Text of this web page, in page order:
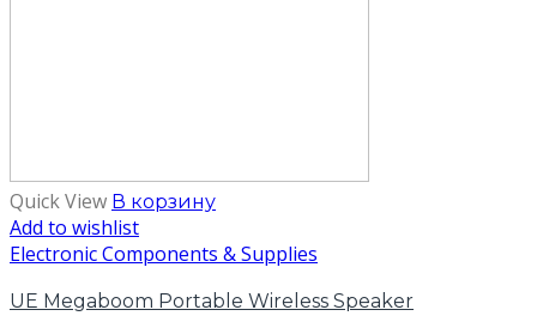
Quick View В корзину
Add to wishlist
Electronic Components & Supplies
UE Megaboom Portable Wireless Speaker